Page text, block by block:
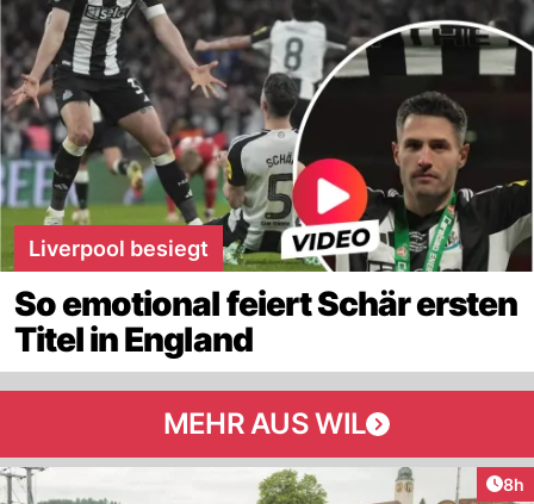
Liverpool besiegt
So emotional feiert Schär ersten
Titel in England
MEHR AUS WIL
8h